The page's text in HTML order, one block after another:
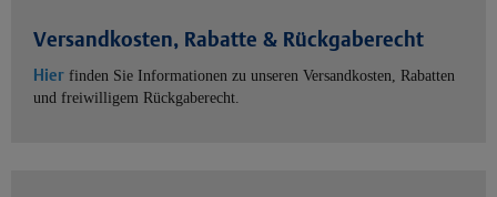
Versandkosten, Rabatte & Rückgaberecht
Hier finden Sie Informationen zu unseren Versandkosten, Rabatten
und freiwilligem Rückgaberecht.